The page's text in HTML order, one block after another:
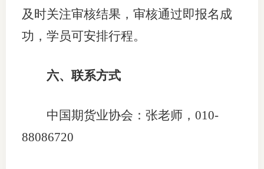
及时关注审核结果，审核通过即报名成
功，学员可安排行程。
六、联系方式
中国期货业协会：张老师，010-
88086720